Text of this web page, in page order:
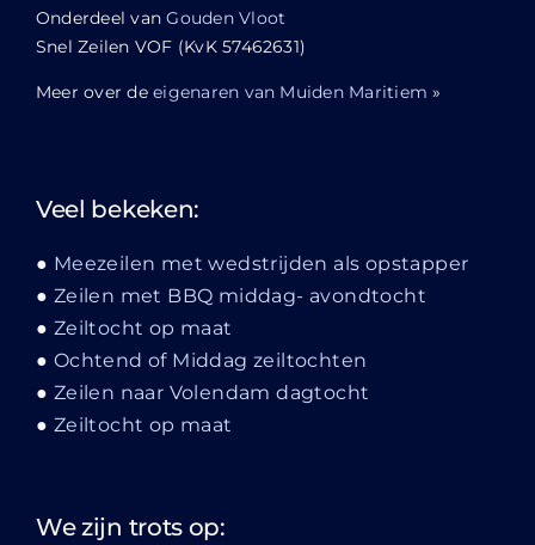
Onderdeel vanGouden Vloot
Snel Zeilen VOF (KvK 57462631)
Meer over deeigenaren van Muiden Maritiem »
Veel bekeken:
Meezeilen met wedstrijden als opstapper
Zeilen met BBQ middag- avondtocht
Zeiltocht op maat
Ochtend of Middag zeiltochten
Zeilen naar Volendam dagtocht
Zeiltocht op maat
We zijn trots op: